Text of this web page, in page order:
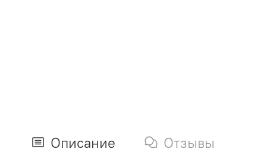
Описание Отзывы